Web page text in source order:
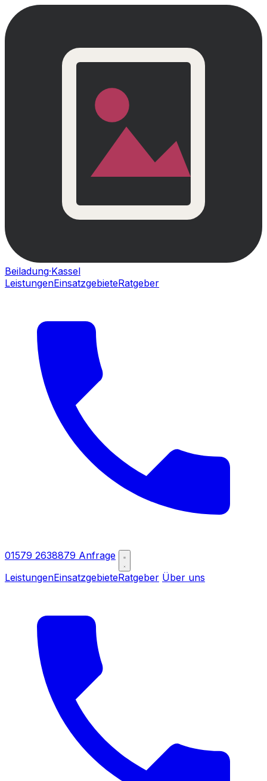
Beiladung·Kassel
LeistungenEinsatzgebieteRatgeber
01579 2638879 Anfrage
LeistungenEinsatzgebieteRatgeber Über uns